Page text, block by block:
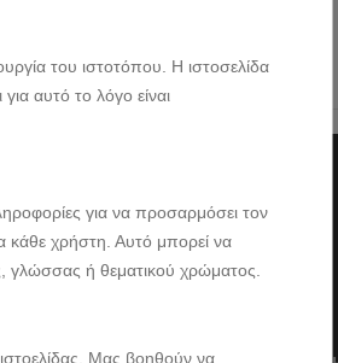
του ιστοτόπου. Η ιστοσελίδα
αυτό το λόγο είναι
για να προσαρμόσει τον
κάθε χρήστη. Αυτό μπορεί να
γλώσσας ή θεματικού χρώματος.
Μας βοηθούν να